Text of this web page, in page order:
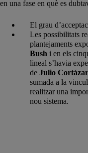
en una fase en què es
El grau
Les possibilitats
plantejaments
Bush i en els
lineal s’havia
de Julio Cortázar
sumada a la
realitzar una
nou sistema.